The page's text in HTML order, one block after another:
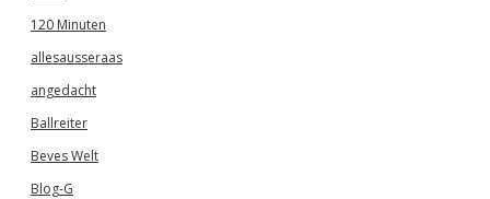
120 Minuten
allesausseraas
angedacht
Ballreiter
Beves Welt
Blog-G